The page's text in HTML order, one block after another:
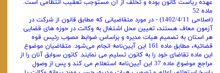
عهده ریاست کانون بوده و تخلف از آن مستوجب تعقیب انتظامی است.
ماده 52
(اصلاحی 1402/4/11) - در مورد متقاضیانی که مطابق قانون از شرکت در
آزمون معاف هستند، تعیین محل اشتغال به وکالت در حوزه های قضایی
هر استان به تصمیم هیات مدیره و براساس ضوابط مصوب رئیس قوه
قضائیه، مطابق ماده 161 این آیین‌نامه انجام می‌شود. متقاضیان موضوع
این ماده تقاضای خود را به کانون تسلیم می نمایند. کانون سوابق آنان را از
مراجع موضوع ماده 37 این آیین‌نامه استعلام می کند و پس از وصول